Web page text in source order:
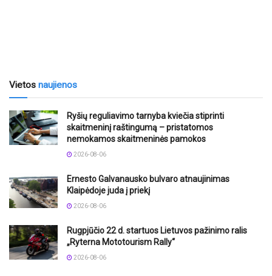
Vietos naujienos
Ryšių reguliavimo tarnyba kviečia stiprinti
skaitmeninį raštingumą – pristatomos
nemokamos skaitmeninės pamokos
2026-08-06
Ernesto Galvanausko bulvaro atnaujinimas
Klaipėdoje juda į priekį
2026-08-06
Rugpjūčio 22 d. startuos Lietuvos pažinimo ralis
„Ryterna Mototourism Rally“
2026-08-06